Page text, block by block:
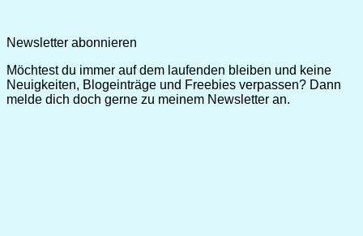
Newsletter abonnieren
Möchtest du immer auf dem laufenden bleiben und keine
Neuigkeiten, Blogeinträge und Freebies verpassen? Dann
melde dich doch gerne zu meinem Newsletter an.